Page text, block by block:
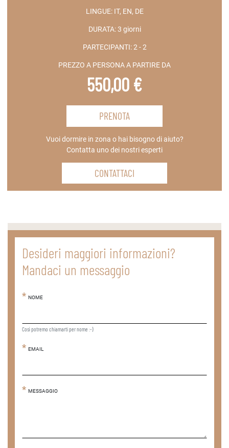
LINGUE: IT, EN, DE
DURATA:3 giorni
PARTECIPANTI:2 - 2
PREZZO A PERSONA A PARTIRE DA
550,00 €
PRENOTA
Vuoi dormire in zona o hai bisogno di aiuto?
Contatta uno dei nostri esperti
CONTATTACI
Desideri maggiori informazioni?
Mandaci un messaggio
NOME
Così potremo chiamarti per nome :-)
EMAIL
MESSAGGIO